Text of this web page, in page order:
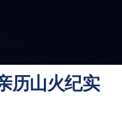
历山火纪实